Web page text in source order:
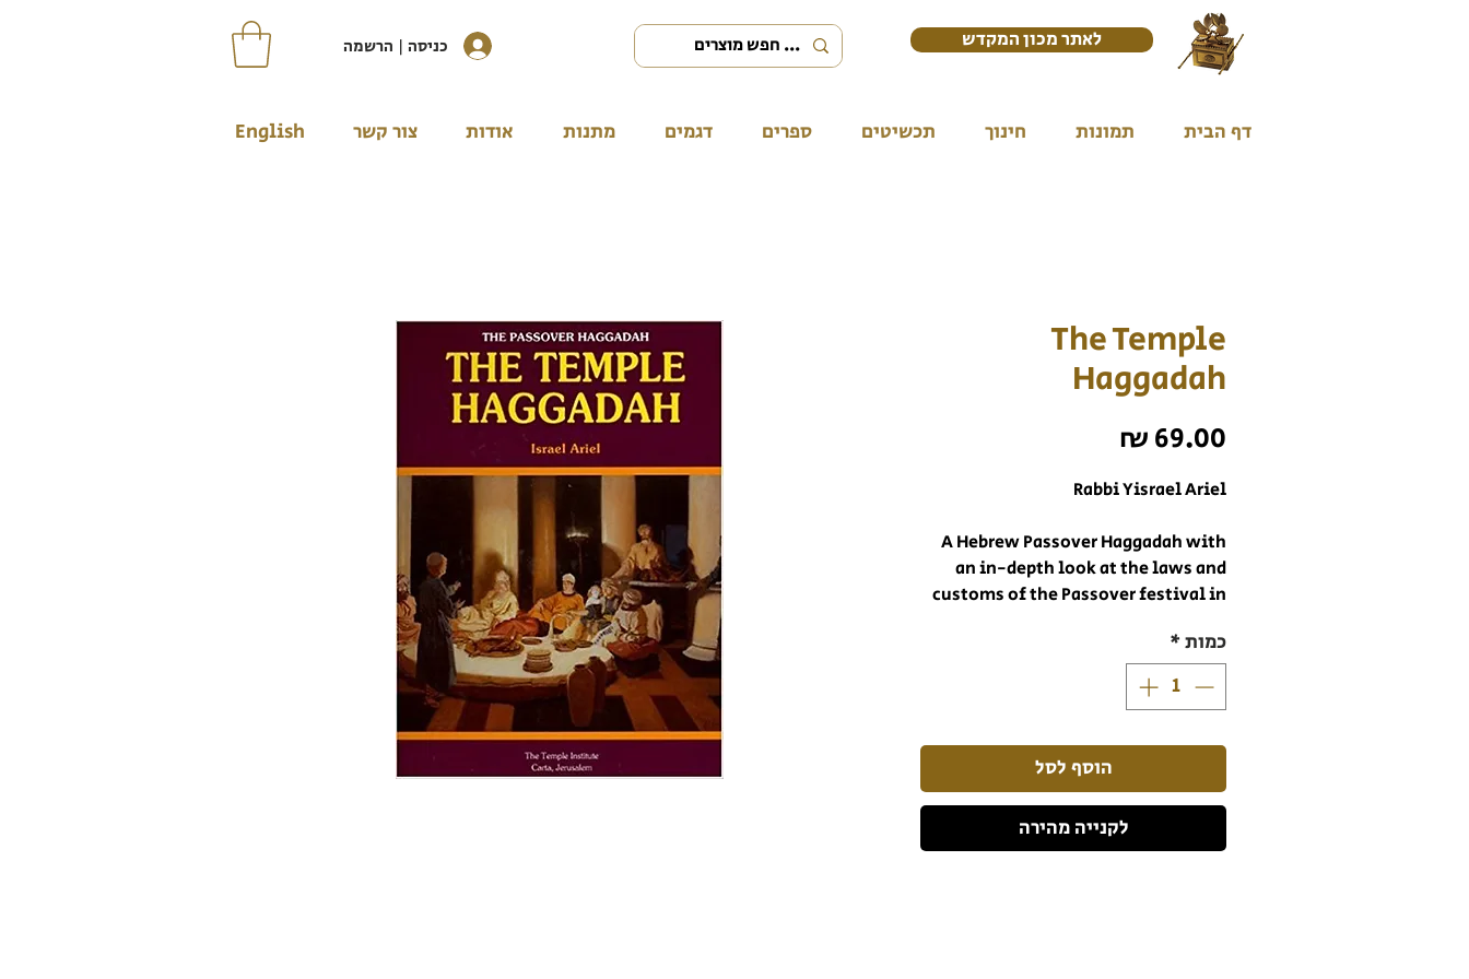
כניסה | הרשמה לאתר מכון המקדש
דף הבית תמונות חינוך תכשיטים ספרים דגמים מתנות אודות צור קשר English
The Temple
Haggadah
Rabbi Yisrael Ariel
A Hebrew Passover Haggadah with
an in-depth look at the laws and
customs of the Passover festival in
ancient times and the various
versions of the Haggadah used in the
Land of Israel and the Diaspora. The
today, in a beautifully crafted
script, is complemented by specially
commissioned paintings and
photographs of the Temple and its
vessels, reconstructed according to
כמות*
הוסף לסל
לקנייה מהירה